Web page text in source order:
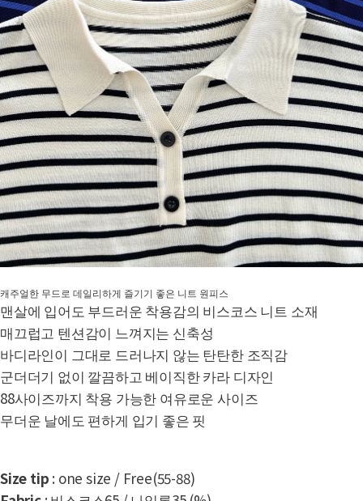
캐주얼한 무드로 데일리하게 즐기기 좋은 니트 원피스
맨살에 입어도 부드러운 착용감의 비스코스 니트 소재
매끄럽고 텐션감이 느껴지는 신축성
바디라인이 그대로 드러나지 않는 탄탄한 조직감
군더더기 없이 깔끔하고 베이직한 카라 디자인
88사이즈까지 착용 가능한 여유로운 사이즈
무더운 날에도 편하게 입기 좋은 핏
Size tip : one size / Free(55-88)